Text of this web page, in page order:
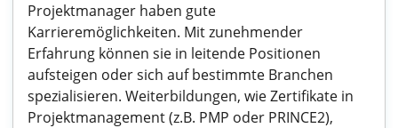
Projektmanager haben gute
Karrieremöglichkeiten. Mit zunehmender
Erfahrung können sie in leitende Positionen
aufsteigen oder sich auf bestimmte Branchen
spezialisieren. Weiterbildungen, wie Zertifikate in
Projektmanagement (z.B. PMP oder PRINCE2),